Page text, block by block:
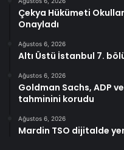
Çekya Hükümeti
Onayladı
Ağustos 6, 2026
Altı Üstü İstanbul 7.
Ağustos 6, 2026
Goldman Sachs, ADP
tahminini korudu
Ağustos 6, 2026
Mardin TSO dijitalde